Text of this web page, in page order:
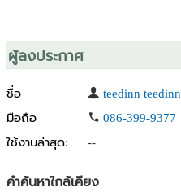
ผู้ลงประกาศ
ชื่อ
teedinn teedinn
มือถือ
086-399-9377
ใช้งานล่าสุด:
--
คำค้นหาใกล้เคียง